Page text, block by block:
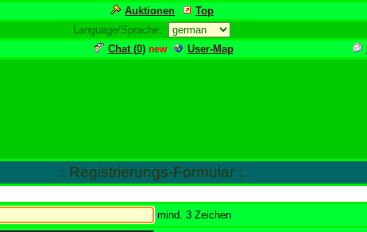
Auktionen Top
Language/Sprache:
Chat (0) new User-Map
.: Registrierungs-Formular :.
mind. 3 Zeichen